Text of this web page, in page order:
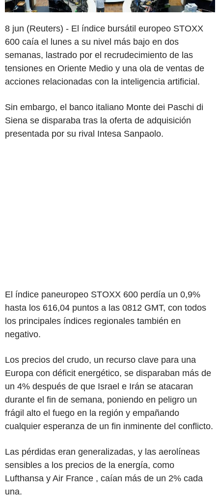
8 jun (Reuters) - El índice bursátil europeo STOXX
600 caía el lunes a su nivel más bajo en dos
semanas, lastrado por el recrudecimiento de las
tensiones en Oriente Medio y una ola de ventas de
acciones relacionadas con la inteligencia artificial.
Sin embargo, el banco italiano Monte dei Paschi di
Siena se disparaba tras la oferta de adquisición
presentada por su rival Intesa Sanpaolo.
El índice paneuropeo STOXX 600 perdía un 0,9%
hasta los 616,04 puntos a las 0812 GMT, con todos
los principales índices regionales también en
negativo.
Los precios del crudo, un recurso clave para una
Europa con déficit energético, se disparaban más de
un 4% después de que Israel e Irán se atacaran
durante el fin de semana, poniendo en peligro un
frágil alto el fuego en la región y empañando
cualquier esperanza de un fin inminente del conflicto.
Las pérdidas eran generalizadas, y las aerolíneas
sensibles a los precios de la energía, como
Lufthansa y Air France , caían más de un 2% cada
una.